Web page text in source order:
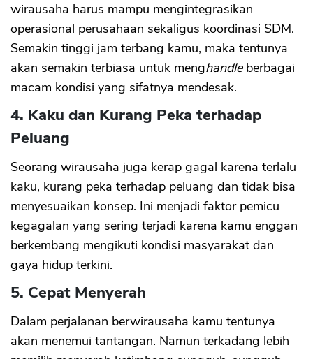
wirausaha harus mampu mengintegrasikan
operasional perusahaan sekaligus koordinasi SDM.
Semakin tinggi jam terbang kamu, maka tentunya
akan semakin terbiasa untuk menghandleberbagai
macam kondisi yang sifatnya mendesak.
4. Kaku dan Kurang Peka terhadap
Peluang
Seorang wirausaha juga kerap gagal karena terlalu
kaku, kurang peka terhadap peluang dan tidak bisa
menyesuaikan konsep. Ini menjadi faktor pemicu
kegagalan yang sering terjadi karena kamu enggan
berkembang mengikuti kondisi masyarakat dan
gaya hidup terkini.
5. Cepat Menyerah
Dalam perjalanan berwirausaha kamu tentunya
akan menemui tantangan. Namun terkadang lebih